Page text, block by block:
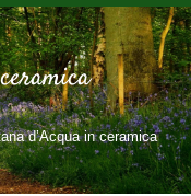
d’Acqua in ceramica